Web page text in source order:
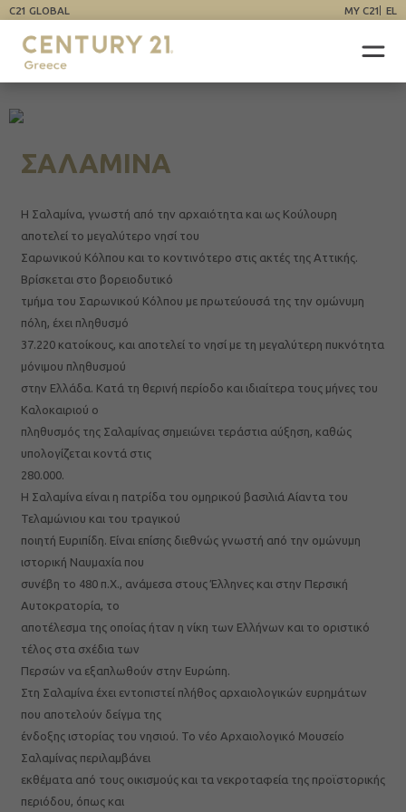
C21 GLOBAL MY C21 EL
ΣΑΛΑΜΙΝΑ
Η Σαλαμίνα, γνωστή από την αρχαιότητα και ως Κούλουρη
αποτελεί το μεγαλύτερο νησί του
Σαρωνικού Κόλπου και το κοντινότερο στις ακτές της Αττικής.
Βρίσκεται στο βορειοδυτικό
τμήμα του Σαρωνικού Κόλπου με πρωτεύουσά της την ομώνυμη
πόλη, έχει πληθυσμό
37.220 κατοίκους, και αποτελεί το νησί με τη μεγαλύτερη πυκνότητα
μόνιμου πληθυσμού
στην Ελλάδα. Κατά τη θερινή περίοδο και ιδιαίτερα τους μήνες του
Καλοκαιριού ο
πληθυσμός της Σαλαμίνας σημειώνει τεράστια αύξηση, καθώς
υπολογίζεται κοντά στις
280.000.
Η Σαλαμίνα είναι η πατρίδα του ομηρικού βασιλιά Αίαντα του
Τελαμώνιου και του τραγικού
ποιητή Ευριπίδη. Είναι επίσης διεθνώς γνωστή από την ομώνυμη
ιστορική Ναυμαχία που
συνέβη το 480 π.Χ., ανάμεσα στους Έλληνες και στην Περσική
Αυτοκρατορία, το
αποτέλεσμα της οποίας ήταν η νίκη των Ελλήνων και το οριστικό
τέλος στα σχέδια των
Περσών να εξαπλωθούν στην Ευρώπη.
Στη Σαλαμίνα έχει εντοπιστεί πλήθος αρχαιολογικών ευρημάτων
που αποτελούν δείγμα της
ένδοξης ιστορίας του νησιού. Το νέο Αρχαιολογικό Μουσείο
Σαλαμίνας περιλαμβάνει
εκθέματα από τους οικισμούς και τα νεκροταφεία της προϊστορικής
περιόδου, όπως και